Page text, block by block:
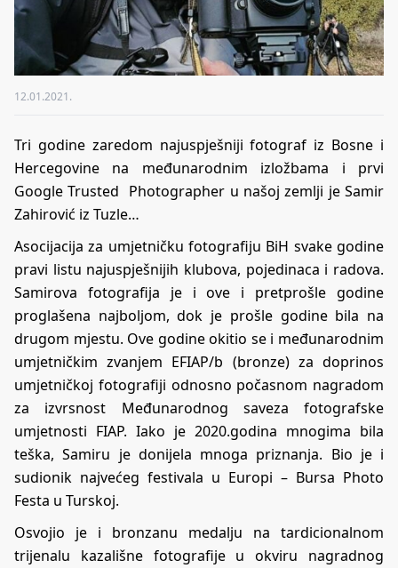
12.01.2021.
Tri godine zaredom najuspješniji fotograf iz Bosne i
Hercegovine na međunarodnim izložbama i prvi
Google Trusted Photographer u našoj zemlji je Samir
Zahirović iz Tuzle…
Asocijacija za umjetničku fotografiju BiH svake godine
pravi listu najuspješnijih klubova, pojedinaca i radova.
Samirova fotografija je i ove i pretprošle godine
proglašena najboljom, dok je prošle godine bila na
drugom mjestu. Ove godine okitio se i međunarodnim
umjetničkim zvanjem EFIAP/b (bronze) za doprinos
umjetničkoj fotografiji odnosno počasnom nagradom
za izvrsnost Međunarodnog saveza fotografske
umjetnosti FIAP. Iako je 2020.godina mnogima bila
teška, Samiru je donijela mnoga priznanja. Bio je i
sudionik najvećeg festivala u Europi – Bursa Photo
Festa u Turskoj.
Osvojio je i bronzanu medalju na tardicionalnom
trijenalu kazališne fotografije u okviru nagradnog